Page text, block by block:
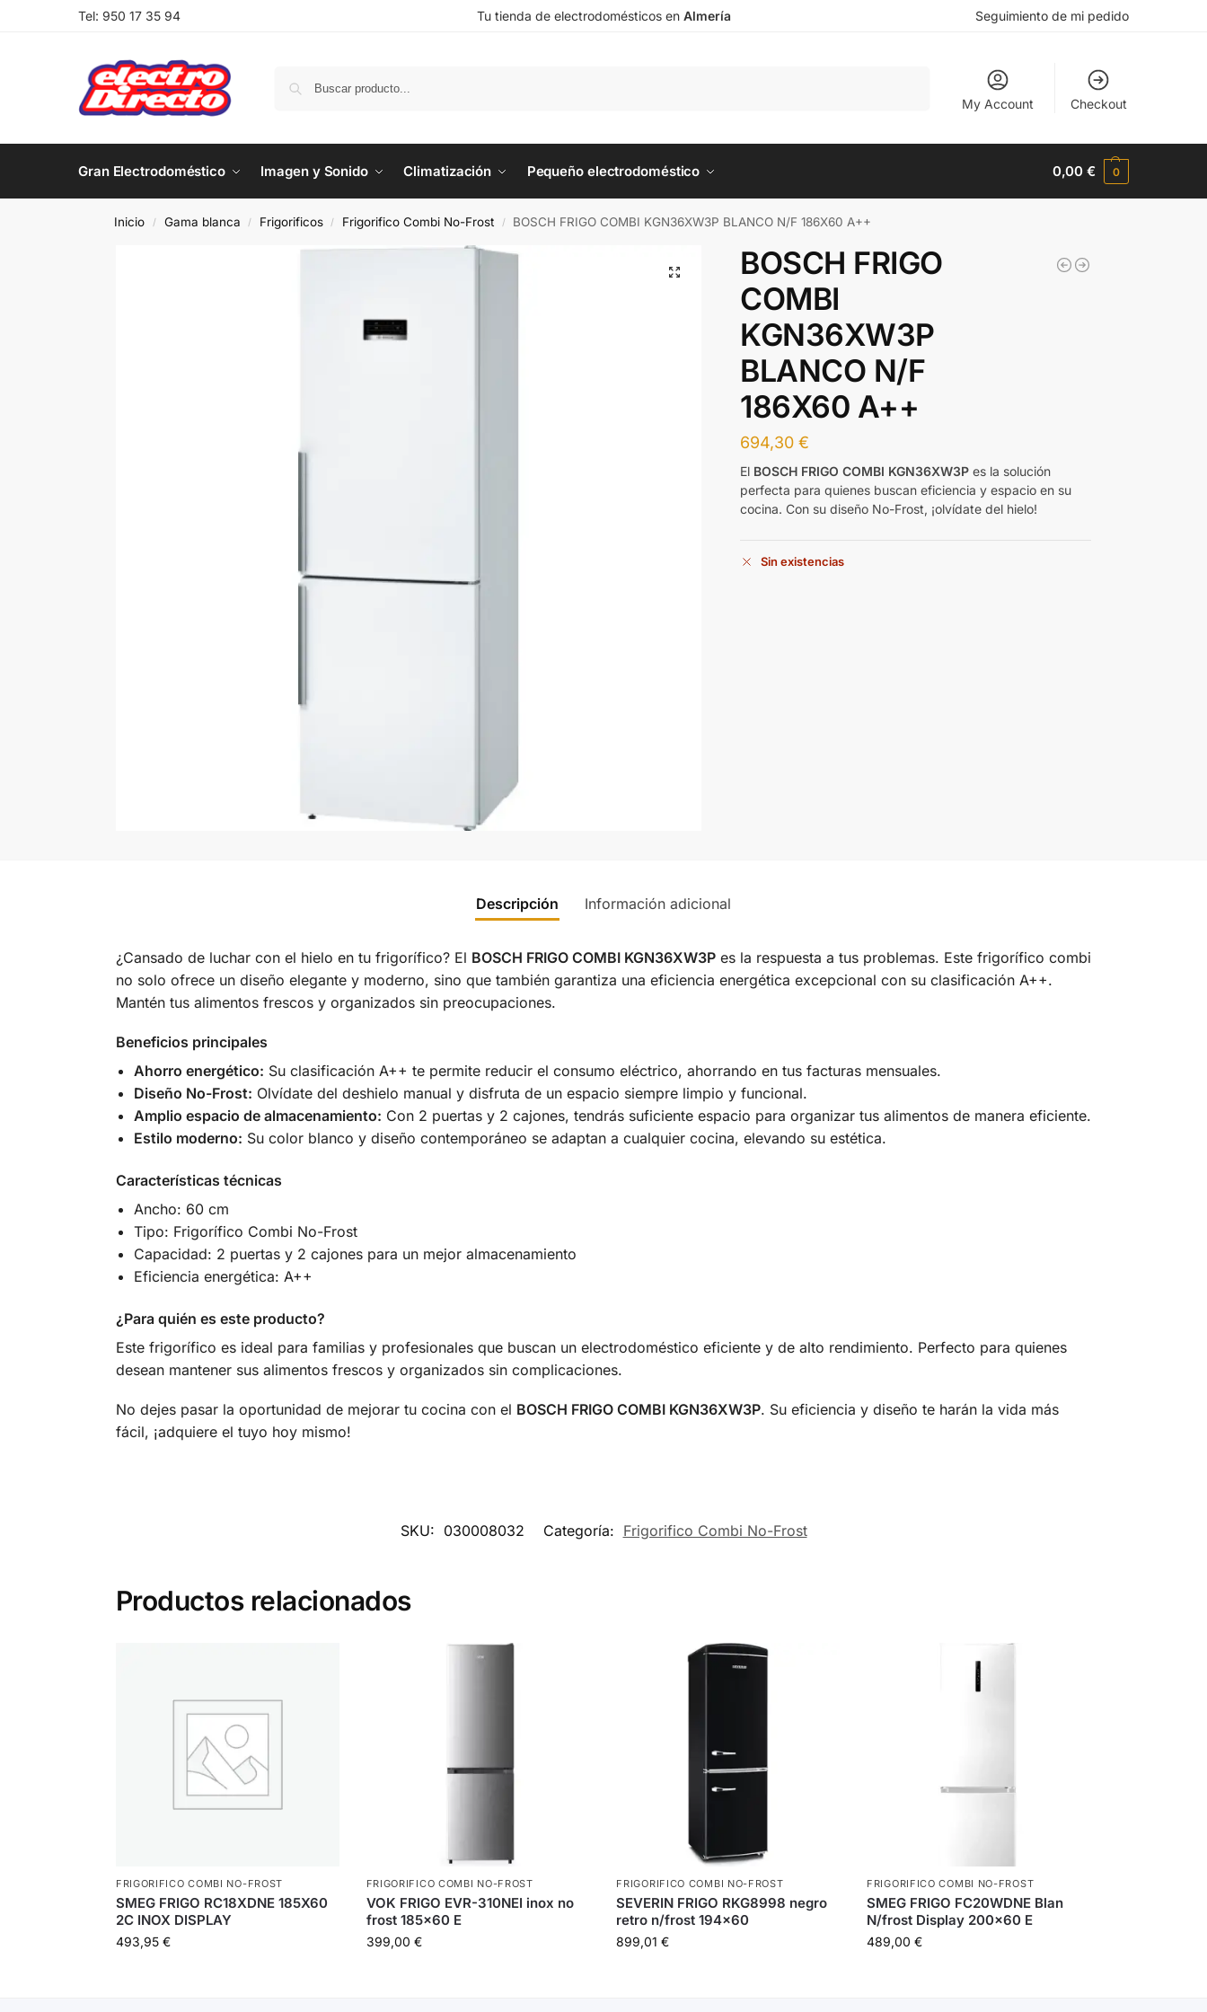
Tel: 950 17 35 94 Tu tienda de electrodomésticos en Almería Seguimiento de mi pedido
My Account Checkout
Gran Electrodoméstico Imagen y Sonido Climatización Pequeño electrodoméstico 0,00€ 0
Inicio / Gama blanca / Frigorificos / Frigorifico Combi No-Frost / BOSCH FRIGO COMBI KGN36XW3P BLANCO N/F 186X60 A++
BOSCH FRIGO
COMBI
KGN36XW3P
BLANCO N/F
186X60 A++
694,30€
El BOSCH FRIGO COMBI KGN36XW3P es la solución
perfecta para quienes buscan eficiencia y espacio en su
cocina. Con su diseño No-Frost, ¡olvídate del hielo!
Sin existencias
Descripción Información adicional
¿Cansado de luchar con el hielo en tu frigorífico? El BOSCH FRIGO COMBI KGN36XW3Pes la respuesta a tus problemas. Este frigorífico combi
no solo ofrece un diseño elegante y moderno, sino que también garantiza una eficiencia energética excepcional con su clasificación A++.
Mantén tus alimentos frescos y organizados sin preocupaciones.
Beneficios principales
Ahorro energético: Su clasificación A++ te permite reducir el consumo eléctrico, ahorrando en tus facturas mensuales.
Diseño No-Frost: Olvídate del deshielo manual y disfruta de un espacio siempre limpio y funcional.
Amplio espacio de almacenamiento: Con 2 puertas y 2 cajones, tendrás suficiente espacio para organizar tus alimentos de manera eficiente.
Estilo moderno: Su color blanco y diseño contemporáneo se adaptan a cualquier cocina, elevando su estética.
Características técnicas
Ancho: 60 cm
Tipo: Frigorífico Combi No-Frost
Capacidad: 2 puertas y 2 cajones para un mejor almacenamiento
Eficiencia energética: A++
¿Para quién es este producto?
Este frigorífico es ideal para familias y profesionales que buscan un electrodoméstico eficiente y de alto rendimiento. Perfecto para quienes
desean mantener sus alimentos frescos y organizados sin complicaciones.
No dejes pasar la oportunidad de mejorar tu cocina con el BOSCH FRIGO COMBI KGN36XW3P. Su eficiencia y diseño te harán la vida más
fácil, ¡adquiere el tuyo hoy mismo!
SKU: 030008032 Categoría: Frigorifico Combi No-Frost
Productos relacionados
FRIGORIFICO COMBI NO-FROST
SMEG FRIGO RC18XDNE 185X60
2C INOX DISPLAY
493,95 €
FRIGORIFICO COMBI NO-FROST
VOK FRIGO EVR-310NEI inox no
frost 185×60 E
399,00 €
FRIGORIFICO COMBI NO-FROST
SEVERIN FRIGO RKG8998 negro
retro n/frost 194×60
899,01€
FRIGORIFICO COMBI NO-FROST
SMEG FRIGO FC20WDNE Blan
N/frost Display 200×60 E
489,00€